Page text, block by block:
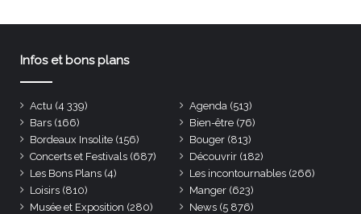
Infos et bons plans
Actu (4 339) Agenda (513)
Bars (166) Bien-être (76)
Bordeaux Insolite (156) Bouger (813)
Concerts et Festivals (687) Découvrir (182)
Les Bons Plans (4) Les incontournables (266)
Loisirs (810) Manger (623)
Musée et Exposition (280) News (5 876)